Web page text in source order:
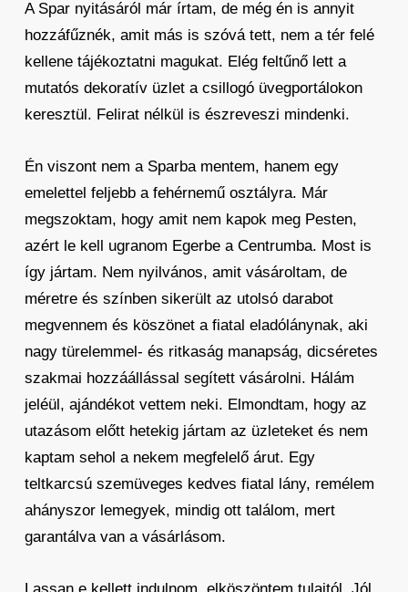
A Spar nyitásáról már írtam, de még én is annyit
hozzáfűznék, amit más is szóvá tett, nem a tér felé
kellene tájékoztatni magukat. Elég feltűnő lett a
mutatós dekoratív üzlet a csillogó üvegportálokon
keresztül. Felirat nélkül is észreveszi mindenki.
Én viszont nem a Sparba mentem, hanem egy
emelettel feljebb a fehérnemű osztályra. Már
megszoktam, hogy amit nem kapok meg Pesten,
azért le kell ugranom Egerbe a Centrumba. Most is
így jártam. Nem nyilvános, amit vásároltam, de
méretre és színben sikerült az utolsó darabot
megvennem és köszönet a fiatal eladólánynak, aki
nagy türelemmel- és ritkaság manapság, dicséretes
szakmai hozzáállással segített vásárolni. Hálám
jeléül, ajándékot vettem neki. Elmondtam, hogy az
utazásom előtt hetekig jártam az üzleteket és nem
kaptam sehol a nekem megfelelő árut. Egy
teltkarcsú szemüveges kedves fiatal lány, remélem
ahányszor lemegyek, mindig ott találom, mert
garantálva van a vásárlásom.